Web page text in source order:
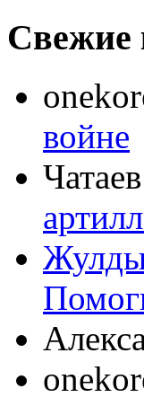
Свежие
войне